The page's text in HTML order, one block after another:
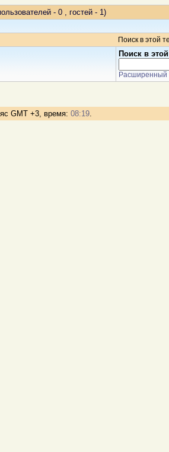
- 0 , гостей - 1)
Поиск в этой
Поиск в
Расширенный
GMT +3, время: 08:19.